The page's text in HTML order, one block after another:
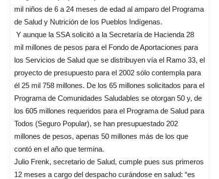
mil niños de 6 a 24 meses de edad al amparo del Programa
de Salud y Nutrición de los Pueblos Indígenas.
Y aunque la SSA solicitó a la Secretaría de Hacienda 28
mil millones de pesos para el Fondo de Aportaciones para
los Servicios de Salud que se distribuyen vía el Ramo 33, el
proyecto de presupuesto para el 2002 sólo contempla para
él 25 mil 758 millones. De los 65 millones solicitados para el
Programa de Comunidades Saludables se otorgan 50 y, de
los 605 millones requeridos para el Programa de Salud para
Todos (Seguro Popular), se han presupuestado 202
millones de pesos, apenas 50 millones más de los que
contó en el año que termina.
Julio Frenk, secretario de Salud, cumple pues sus primeros
12 meses a cargo del despacho curándose en salud: “es